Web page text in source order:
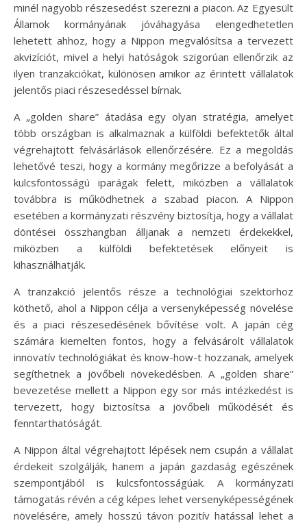
minél nagyobb részesedést szerezni a piacon. Az Egyesült
Államok kormányának jóváhagyása elengedhetetlen
lehetett ahhoz, hogy a Nippon megvalósítsa a tervezett
akvizíciót, mivel a helyi hatóságok szigorúan ellenőrzik az
ilyen tranzakciókat, különösen amikor az érintett vállalatok
jelentős piaci részesedéssel bírnak.
A „golden share” átadása egy olyan stratégia, amelyet
több országban is alkalmaznak a külföldi befektetők által
végrehajtott felvásárlások ellenőrzésére. Ez a megoldás
lehetővé teszi, hogy a kormány megőrizze a befolyását a
kulcsfontosságú iparágak felett, miközben a vállalatok
továbbra is működhetnek a szabad piacon. A Nippon
esetében a kormányzati részvény biztosítja, hogy a vállalat
döntései összhangban álljanak a nemzeti érdekekkel,
miközben a külföldi befektetések előnyeit is
kihasználhatják.
A tranzakció jelentős része a technológiai szektorhoz
köthető, ahol a Nippon célja a versenyképesség növelése
és a piaci részesedésének bővítése volt. A japán cég
számára kiemelten fontos, hogy a felvásárolt vállalatok
innovatív technológiákat és know-how-t hozzanak, amelyek
segíthetnek a jövőbeli növekedésben. A „golden share”
bevezetése mellett a Nippon egy sor más intézkedést is
tervezett, hogy biztosítsa a jövőbeli működését és
fenntarthatóságát.
A Nippon által végrehajtott lépések nem csupán a vállalat
érdekeit szolgálják, hanem a japán gazdaság egészének
szempontjából is kulcsfontosságúak. A kormányzati
támogatás révén a cég képes lehet versenyképességének
növelésére, amely hosszú távon pozitív hatással lehet a